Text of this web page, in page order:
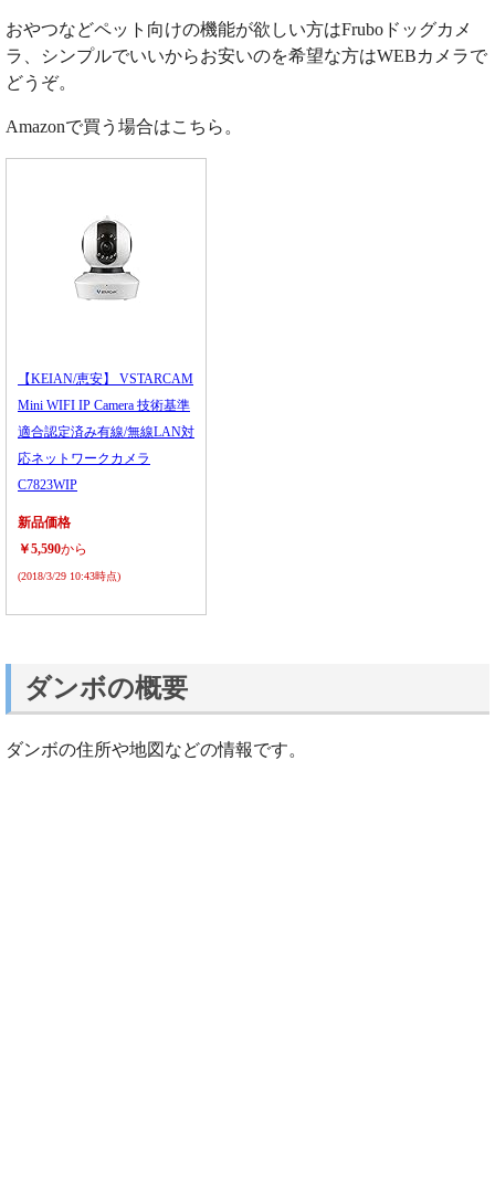
おやつなどペット向けの機能が欲しい方はFruboドッグカメ
ラ、シンプルでいいからお安いのを希望な方はWEBカメラで
どうぞ。
Amazonで買う場合はこちら。
【KEIAN/恵安】 VSTARCAM
Mini WIFI IP Camera 技術基準
適合認定済み有線/無線LAN対
応ネットワークカメラ
C7823WIP
新品価格
￥5,590から
(2018/3/29 10:43時点)
ダンボの概要
ダンボの住所や地図などの情報です。